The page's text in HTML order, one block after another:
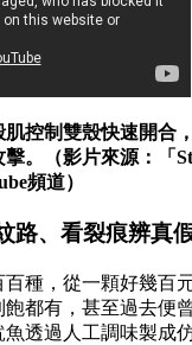
控制雙殼快速開合
。（影片來源：「
頻道）
路、看裂痕辨真
種，從一顆好幾百
都有，甚至過去便
透過人工調味製成